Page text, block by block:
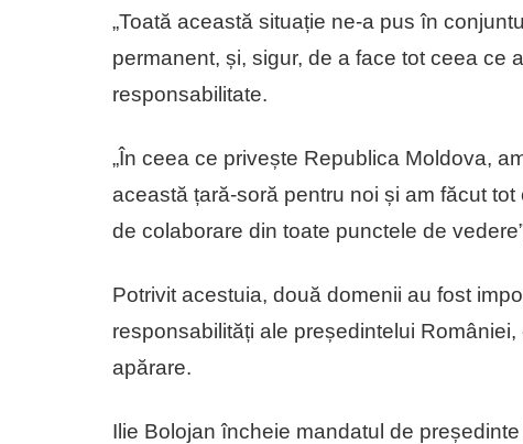
„Toată această situație ne-a pus în
permanent, și, sigur, de a face tot ceea ce
responsabilitate.
„În ceea ce privește Republica Moldova,
această țară-soră pentru noi și am făcut
de colaborare din toate punctele de
Potrivit acestuia, două domenii au fost
responsabilități ale președintelui
apărare.
Ilie Bolojan încheie mandatul de